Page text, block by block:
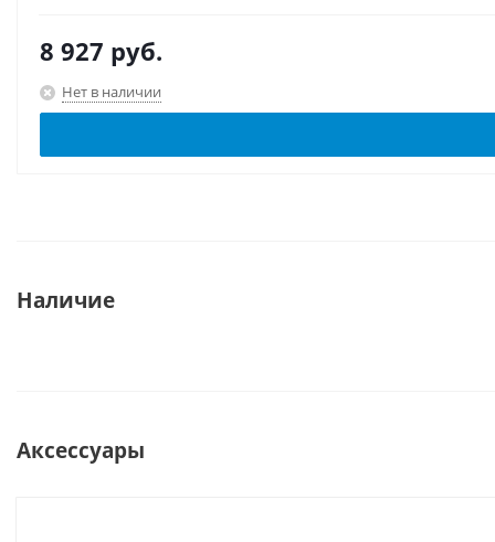
8 927 руб.
Нет в наличии
Наличие
Аксессуары